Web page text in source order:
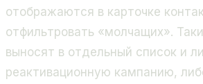
отображаются в карточке
отфильтровать «молчащих».
выносят в отдельный список и
реактивационную кампанию,